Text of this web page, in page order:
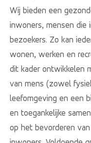
Wij bieden een
inwoners, mensen die
bezoekers. Zo kan
wonen, werken en
dit kader ontwikkelen
van mens (zowel
leefomgeving en een
en toegankelijke
op het bevorderen